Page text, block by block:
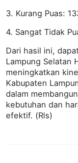
3. Kurang Puas:
4. Sangat Tidak
Dari hasil ini,
Lampung Selatan
meningkatkan
Kabupaten
dalam
kebutuhan dan
efektif. (Rls)